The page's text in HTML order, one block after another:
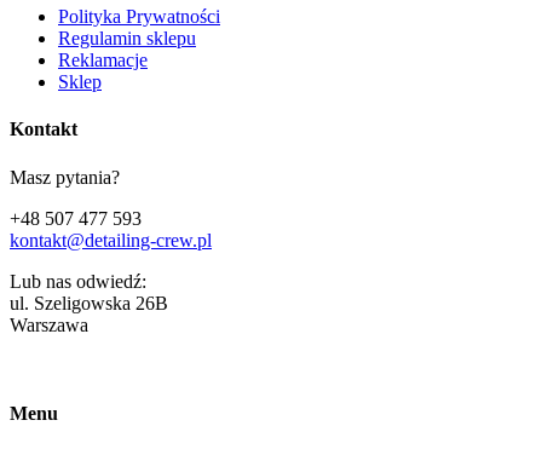
Polityka Prywatności
Regulamin sklepu
Reklamacje
Sklep
Kontakt
Masz pytania?
+48 507 477 593
kontakt@detailing-crew.pl
Lub nas odwiedź:
ul. Szeligowska 26B
Warszawa
Menu